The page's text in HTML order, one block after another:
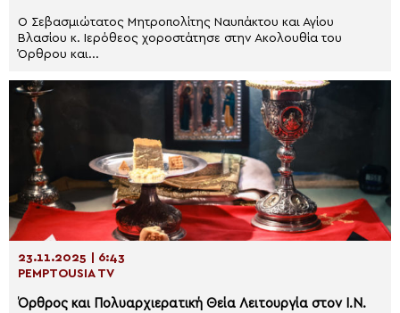
Ο Σεβασμιώτατος Μητροπολίτης Ναυπάκτου και Αγίου
Βλασίου κ. Ιερόθεος χοροστάτησε στην Ακολουθία του
Όρθρου και...
23.11.2025 | 6:43
PEMPTOUSIA TV
Όρθρος και Πολυαρχιερατική Θεία Λειτουργία στον Ι.Ν.